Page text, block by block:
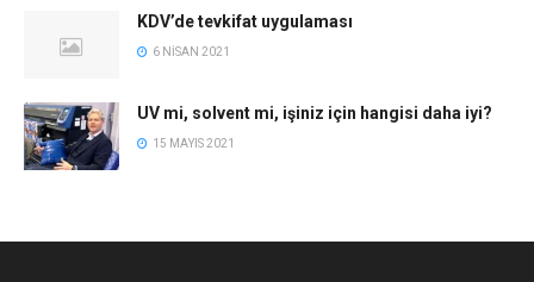
KDV’de tevkifat uygulaması
6 NISAN 2021
UV mi, solvent mi, işiniz için hangisi daha iyi?
15 MAYIS 2021